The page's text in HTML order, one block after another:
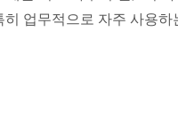
업무적으로 자주 사용